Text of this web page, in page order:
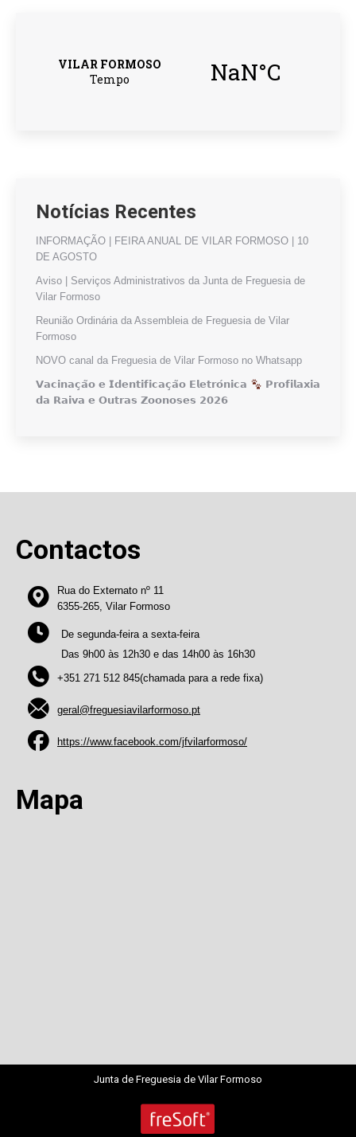
Notícias Recentes
INFORMAÇÃO | FEIRA ANUAL DE VILAR FORMOSO | 10
DE AGOSTO
Aviso | Serviços Administrativos da Junta de Freguesia de
Vilar Formoso
Reunião Ordinária da Assembleia de Freguesia de Vilar
Formoso
NOVO canal da Freguesia de Vilar Formoso no Whatsapp
𝗩𝗮𝗰𝗶𝗻𝗮𝗰̧𝗮̃𝗼 𝗲 𝗜𝗱𝗲𝗻𝘁𝗶𝗳𝗶𝗰𝗮𝗰̧𝗮̃𝗼 𝗘𝗹𝗲𝘁𝗿𝗼́𝗻𝗶𝗰𝗮
𝗣𝗿𝗼𝗳𝗶𝗹𝗮𝘅𝗶𝗮
𝗱𝗮 𝗥𝗮𝗶𝘃𝗮 𝗲 𝗢𝘂𝘁𝗿𝗮𝘀 𝗭𝗼𝗼𝗻𝗼𝘀𝗲𝘀 𝟮𝟬𝟮𝟲
Contactos
Rua do Externato nº 11
6355-265, Vilar Formoso
De segunda-feira a sexta-feira
Das 9h00 às 12h30 e das 14h00 às 16h30
+351 271 512 845(chamada para a rede fixa)
geral@freguesiavilarformoso.pt
https://www.facebook.com/jfvilarformoso/
Mapa
Junta de Freguesia de Vilar Formoso